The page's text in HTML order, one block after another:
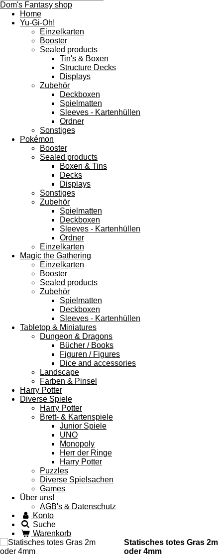
Dom's Fantasy shop
Home
Yu-Gi-Oh!
Einzelkarten
Booster
Sealed products
Tin's & Boxen
Structure Decks
Displays
Zubehör
Deckboxen
Spielmatten
Sleeves - Kartenhüllen
Ordner
Sonstiges
Pokémon
Booster
Sealed products
Boxen & Tins
Decks
Displays
Sonstiges
Zubehör
Spielmatten
Deckboxen
Sleeves - Kartenhüllen
Ordner
Einzelkarten
Magic the Gathering
Einzelkarten
Booster
Sealed products
Zubehör
Spielmatten
Deckboxen
Sleeves - Kartenhüllen
Tabletop & Miniatures
Dungeon & Dragons
Bücher / Books
Figuren / Figures
Dice and accessories
Landscape
Farben & Pinsel
Harry Potter
Diverse Spiele
Harry Potter
Brett- & Kartenspiele
Junior Spiele
UNO
Monopoly
Herr der Ringe
Harry Potter
Puzzles
Diverse Spielsachen
Games
Über uns!
AGB's & Datenschutz
Konto
Suche
Warenkorb
Statisches totes Gras 2m
oder 4mm